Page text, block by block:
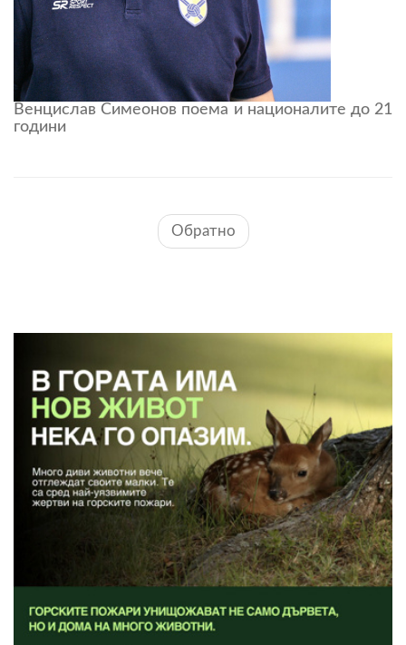
Венцислав Симеонов поема и националите до 21
години
Обратно